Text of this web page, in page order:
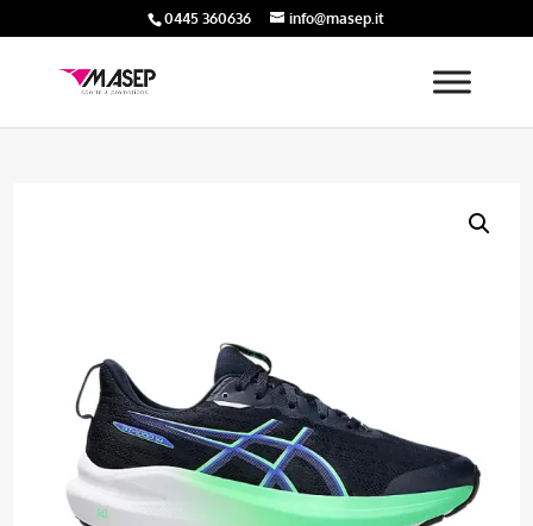
0445 360636 info@masep.it